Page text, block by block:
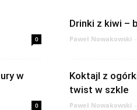
0
Drinki z kiwi –
Paweł Nowakowski -
w
0
Koktajl z
twist w szkle
Paweł Nowakowski -